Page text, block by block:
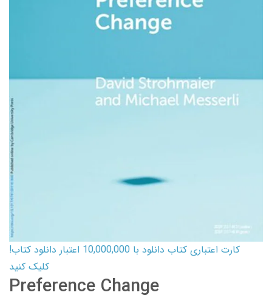
کارت اعتباری کتاب دانلود با 10,000,000 اعتبار دانلود کتاب!
کلیک کنید
Preference Change